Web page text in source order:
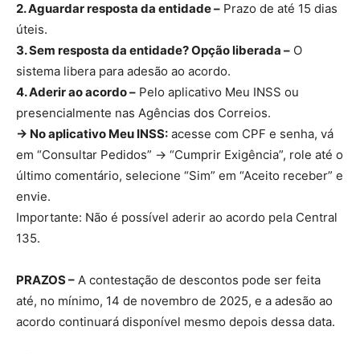
2. Aguardar resposta da entidade – Prazo de até 15 dias
úteis.
3. Sem resposta da entidade? Opção liberada – O
sistema libera para adesão ao acordo.
4. Aderir ao acordo – Pelo aplicativo Meu INSS ou
presencialmente nas Agências dos Correios.
→ No aplicativo Meu INSS: acesse com CPF e senha, vá
em “Consultar Pedidos” → “Cumprir Exigência”, role até o
último comentário, selecione “Sim” em “Aceito receber” e
envie.
Importante: Não é possível aderir ao acordo pela Central
135.
PRAZOS – A contestação de descontos pode ser feita
até, no mínimo, 14 de novembro de 2025, e a adesão ao
acordo continuará disponível mesmo depois dessa data.